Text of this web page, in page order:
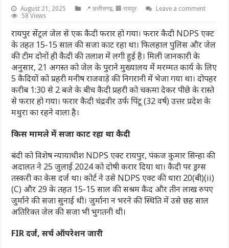
August 21, 2025 📍 छत्तीसगढ़, 🏢 रायपुर
Leave a comment
58 Views
रायपुर सेंट्रल जेल से एक कैदी फरार हो गया। फरार कैदी NDPS एक्ट
के तहत 15-15 साल की सजा काट रहा था। फिलहाल पुलिस और जेल
की टीम दोनों ही कैदी की तलाश में लगी हुई है। मिली जानकारी के
अनुसार, 21 अगस्त को जेल के पुराने मुख्यालय में मरम्मत कार्य के लिए
5 कैदियों को प्रहरी मनीष राजवाड़े की निगरानी में भेजा गया था। दोपहर
करीब 1:30 से 2 बजे के बीच कैदी प्रहरी को चकमा देकर पीछे के रास्ते
से फरार हो गया। फरार कैदी चंद्रवीर उर्फ पिंटू (32 वर्ष) उत्तर प्रदेश के
मथुरा का रहने वाला है।
किस मामले में सजा काट रहा था कैदी
बंदी को विशेष न्यायाधीश NDPS एक्ट रायपुर, पंकज कुमार सिन्हा की
अदालत ने 25 जुलाई 2024 को दोषी करार दिया था। कैदी पर ड्रग्स
तस्करी का केस दर्ज था। कोर्ट ने उसे NDPS एक्ट की धारा 20(बी)(ii)
(C) और 29 के तहत 15-15 साल की सश्रम कैद और तीन लाख रुपए
जुर्माने की सजा सुनाई थी। जुर्माना न भरने की स्थिति में उसे छह साल
अतिरिक्त जेल की सजा भी भुगतनी थी।
FIR दर्ज, सर्च ऑपरेशन जारी